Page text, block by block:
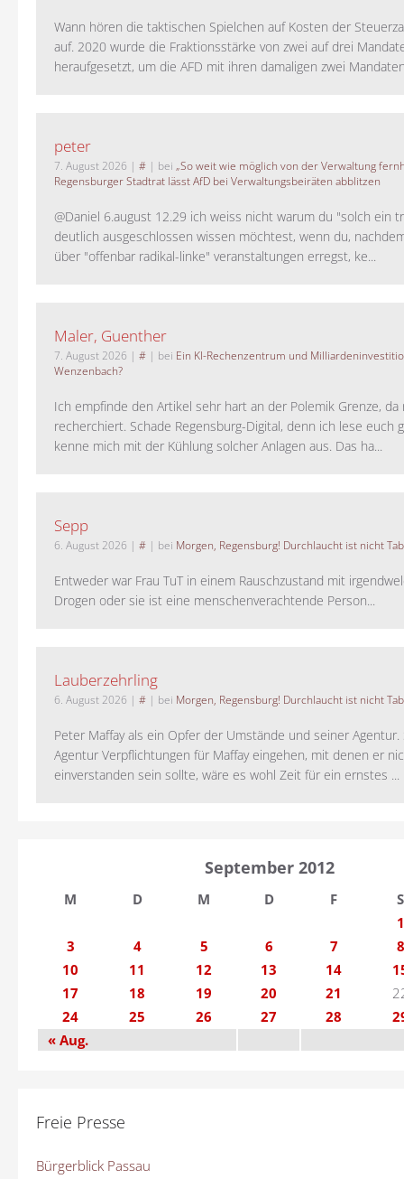
Wann hören die taktischen Spielchen auf Kosten der
auf. 2020 wurde die Fraktionsstärke von zwei auf drei
heraufgesetzt, um die AFD mit ihren damaligen zwei
peter
7. August 2026 | # | bei „So weit wie möglich von der Verwaltung
Regensburger Stadtrat lässt AfD bei Verwaltungsbeiräten abblitzen
@Daniel 6.august 12.29 ich weiss nicht warum du "solch ein
deutlich ausgeschlossen wissen möchtest, wenn du,
über "offenbar radikal-linke" veranstaltungen erregst, ke...
Maler, Guenther
7. August 2026 | # | bei Ein KI-Rechenzentrum und
Wenzenbach?
Ich empfinde den Artikel sehr hart an der Polemik Grenze,
recherchiert. Schade Regensburg-Digital, denn ich lese euch
kenne mich mit der Kühlung solcher Anlagen aus. Das ha...
Sepp
6. August 2026 | # | bei Morgen, Regensburg! Durchlaucht ist nicht
Entweder war Frau TuT in einem Rauschzustand mit
Drogen oder sie ist eine menschenverachtende Person...
Lauberzehrling
6. August 2026 | # | bei Morgen, Regensburg! Durchlaucht ist nicht
Peter Maffay als ein Opfer der Umstände und seiner Agentur.
Agentur Verpflichtungen für Maffay eingehen, mit denen er
einverstanden sein sollte, wäre es wohl Zeit für ein ernstes ...
September 2012
M D M D F
S
1
3
4 5 6 7
8
10
11 12 13 14
17
18 19 20 21
24
25 26 27 28
« Aug.
Freie Presse
Bürgerblick Passau